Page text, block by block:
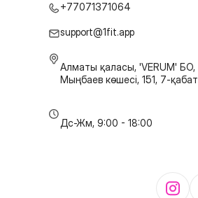
+77071371064
support@1fit.app
Алматы қаласы, 'VERUM' БО,
Мыңбаев көшесі, 151, 7-қабат
Дс-Жм, 9:00 - 18:00